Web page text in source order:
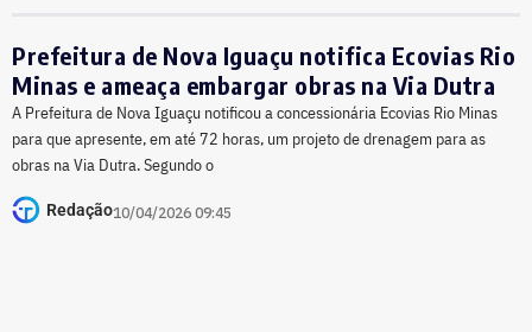
Prefeitura de Nova Iguaçu notifica Ecovias Rio
Minas e ameaça embargar obras na Via Dutra
A Prefeitura de Nova Iguaçu notificou a concessionária Ecovias Rio Minas
para que apresente, em até 72 horas, um projeto de drenagem para as
obras na Via Dutra. Segundo o
Redação10/04/2026 09:45